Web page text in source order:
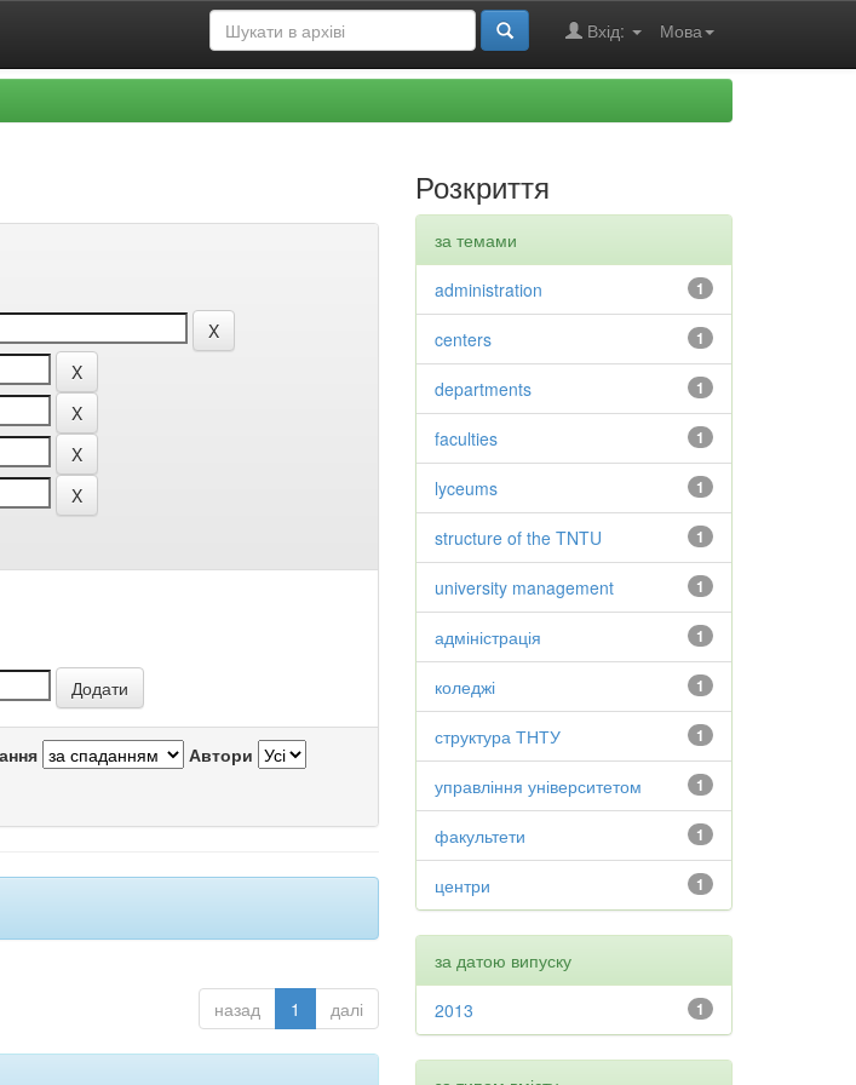
Мова
Вхід:
Автори
назад 1 далі
Розкриття
за темами
1
administration
1
centers
1
departments
1
faculties
1
lyceums
1
structure of the TNTU
1
university management
1
адміністрація
1
коледжі
1
структура ТНТУ
1
управління університетом
1
факультети
1
центри
за датою випуску
1
2013